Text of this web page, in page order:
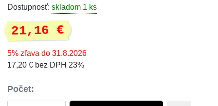
Dostupnosť: skladom 1 ks
21,16 €
5% zľava do 31.8.2026
17,20 € bez DPH 23%
Počet: